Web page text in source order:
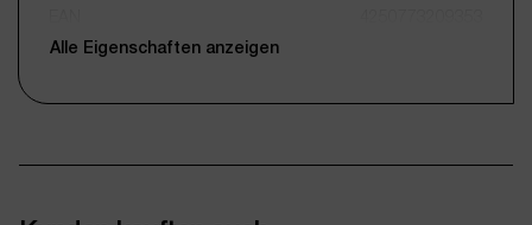
Alle Eigenschaften anzeigen